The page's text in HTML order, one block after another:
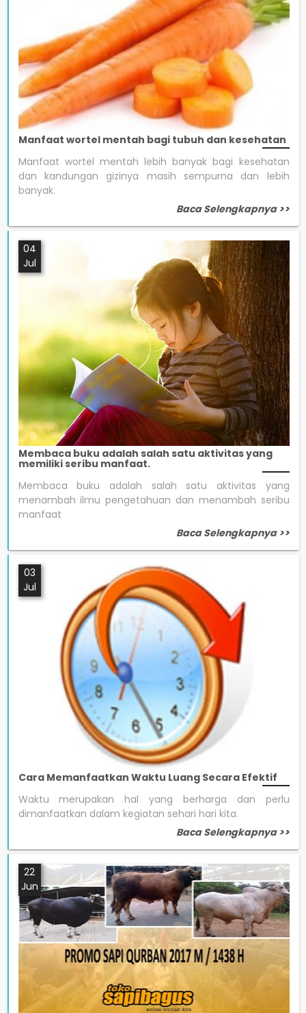
Manfaat wortel mentah bagi tubuh dan kesehatan
Manfaat wortel mentah lebih banyak bagi kesehatan
dan kandungan gizinya masih sempurna dan lebih
banyak.
Baca Selengkapnya >>
04
Jul
Membaca buku adalah salah satu aktivitas yang
memiliki seribu manfaat.
Membaca buku adalah salah satu aktivitas yang
menambah ilmu pengetahuan dan menambah seribu
manfaat
Baca Selengkapnya >>
03
Jul
Cara Memanfaatkan Waktu Luang Secara Efektif
Waktu merupakan hal yang berharga dan perlu
dimanfaatkan dalam kegiatan sehari hari kita.
Baca Selengkapnya >>
22
Jun